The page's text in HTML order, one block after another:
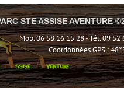
STE ASSISE AVENTURE
Mob. 06 58 16 15 28 - Tél. 09
Coordonnées GPS :